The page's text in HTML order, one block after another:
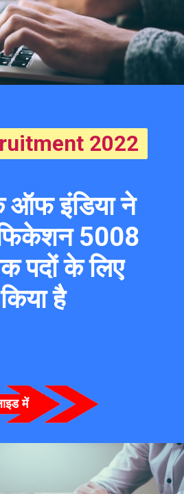
2022
ऑफ इंडिया ने
5008
पदों के लिए
किया है
में